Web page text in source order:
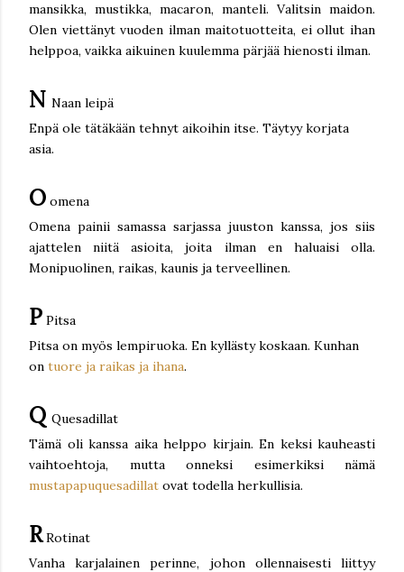
mansikka, mustikka, macaron, manteli. Valitsin maidon.
Olen viettänyt vuoden ilman maitotuotteita, ei ollut ihan
helppoa, vaikka aikuinen kuulemma pärjää hienosti ilman.
N Naan leipä
Enpä ole tätäkään tehnyt aikoihin itse. Täytyy korjata
asia.
O omena
Omena painii samassa sarjassa juuston kanssa, jos siis
ajattelen niitä asioita, joita ilman en haluaisi olla.
Monipuolinen, raikas, kaunis ja terveellinen.
P Pitsa
Pitsa on myös lempiruoka. En kyllästy koskaan. Kunhan
on tuore ja raikas ja ihana.
Q Quesadillat
Tämä oli kanssa aika helppo kirjain. En keksi kauheasti
vaihtoehtoja, mutta onneksi esimerkiksi nämä
mustapapuquesadillat ovat todella herkullisia.
RRotinat
Vanha karjalainen perinne, johon ollennaisesti liittyy